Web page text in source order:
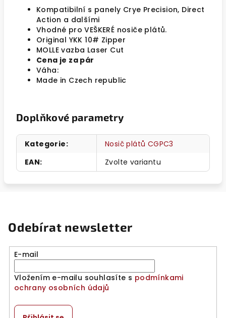
Kompatibilní s panely Crye Precision, Direct
Action a dalšími
Vhodné pro VEŠKERÉ nosiče plátů.
Original YKK 10# Zipper
MOLLE vazba Laser Cut
Cena je za pár
Váha:
Made in Czech republic
Doplňkové parametry
Kategorie:
Nosič plátů CGPC3
EAN: Zvolte variantu
Odebírat newsletter
E-mail
Vložením e-mailu souhlasíte s podmínkami
ochrany osobních údajů